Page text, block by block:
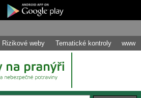
Rizikové weby Tematické kontroly www